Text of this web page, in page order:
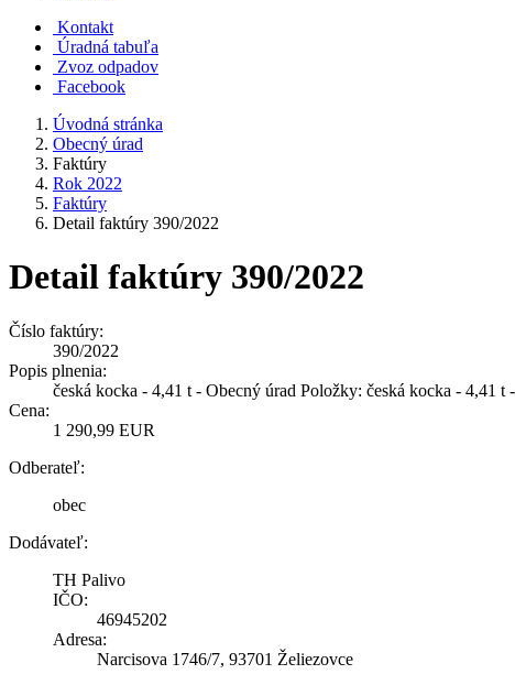
Kontakt
Úradná tabuľa
Zvoz odpadov
Facebook
Úvodná stránka
Obecný úrad
Faktúry
Rok 2022
Faktúry
Detail faktúry 390/2022
Detail faktúry 390/2022
Číslo faktúry:
390/2022
Popis plnenia:
česká kocka - 4,41 t - Obecný úrad Položky: česká kocka - 4,41
Cena:
1 290,99 EUR
Odberateľ:
obec
Dodávateľ:
TH Palivo
IČO:
46945202
Adresa:
Narcisova 1746/7, 93701 Želiezovce